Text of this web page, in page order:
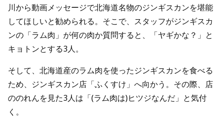
川から動画メッセージで北海道名物のジンギスカンを堪能
してほしいと勧められる。そこで、スタッフがジンギスカ
ンの「ラム肉」が何の肉か質問すると、「ヤギかな？」と
キョトンとする3人。
そして、北海道産のラム肉を使ったジンギスカンを食べる
ため、ジンギスカン店「ふくすけ」へ向かう。その際、店
ののれんを見た3人は「(ラム肉は)ヒツジなんだ」と気付
く。